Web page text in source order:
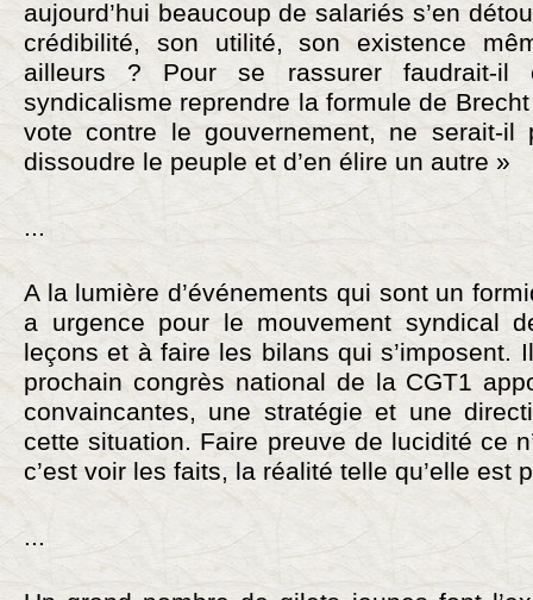
aujourd’hui beaucoup de salariés s’en
crédibilité, son utilité, son existence
ailleurs ? Pour se rassurer faudrait-il
syndicalisme reprendre la formule de
vote contre le gouvernement, ne serait-il
dissoudre le peuple et d’en élire un autre »
...
A la lumière d’événements qui sont un
a urgence pour le mouvement syndical
leçons et à faire les bilans qui s’imposent.
prochain congrès national de la CGT1
convaincantes, une stratégie et une
cette situation. Faire preuve de lucidité ce
c’est voir les faits, la réalité telle qu’elle est
...